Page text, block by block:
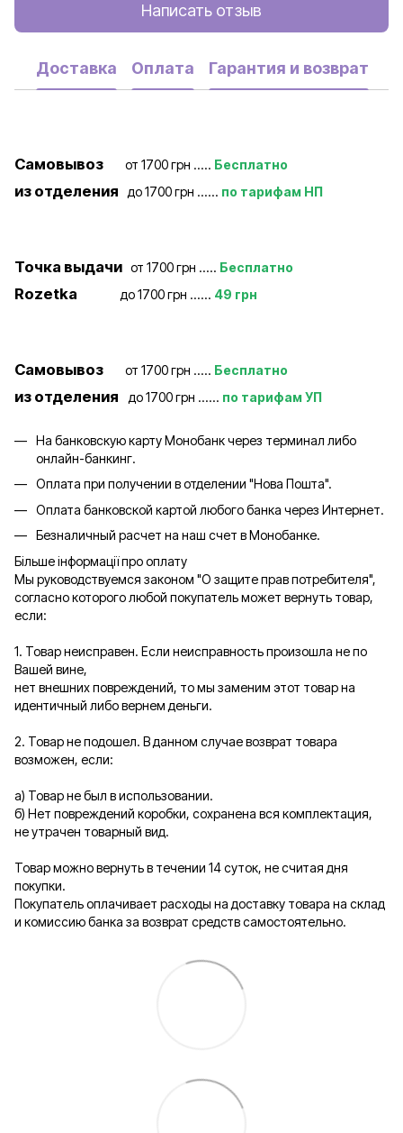
Написать отзыв
Доставка Оплата Гарантия и возврат
Самовывоз от 1700 грн ..... Бесплатно
из отделения до 1700 грн ...... по тарифам НП
Точка выдачи от 1700 грн ..... Бесплатно
Rozetkaдо 1700 грн ...... 49 грн
Самовывоз от 1700 грн ..... Бесплатно
из отделения до 1700 грн ...... по тарифам УП
На банковскую карту Монобанк через терминал либо
онлайн-банкинг.
Оплата при получении в отделении "Нова Пошта".
Оплата банковской картой любого банка через Интернет.
Безналичный расчет на наш счет в Монобанке.
Більше інформації про оплату
Мы руководствуемся законом "О защите прав потребителя",
согласно которого любой покупатель может вернуть товар,
если:
1. Товар неисправен. Если неисправность произошла не по
Вашей вине,
нет внешних повреждений, то мы заменим этот товар на
идентичный либо вернем деньги.
2. Товар не подошел. В данном случае возврат товара
возможен, если:
а) Товар не был в использовании.
б) Нет повреждений коробки, сохранена вся комплектация,
не утрачен товарный вид.
Товар можно вернуть в течении 14 суток, не считая дня
покупки.
Покупатель оплачивает расходы на доставку товара на склад
и комиссию банка за возврат средств самостоятельно.